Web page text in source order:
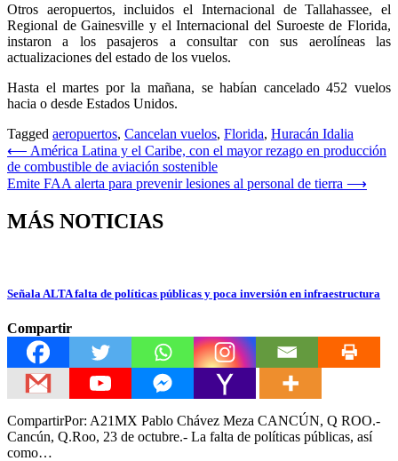
Otros aeropuertos, incluidos el Internacional de Tallahassee, el
Regional de Gainesville y el Internacional del Suroeste de Florida,
instaron a los pasajeros a consultar con sus aerolíneas las
actualizaciones del estado de los vuelos.
Hasta el martes por la mañana, se habían cancelado 452 vuelos
hacia o desde Estados Unidos.
Tagged aeropuertos, Cancelan vuelos, Florida, Huracán Idalia
Navegación
de
⟵ América Latina y el Caribe, con el mayor rezago en producción
de combustible de aviación sostenible
Emite FAA alerta para prevenir lesiones al personal de tierra ⟶
MÁS NOTICIAS
Señala ALTA falta de políticas públicas y poca inversión en infraestructura
Compartir
CompartirPor: A21MX Pablo Chávez Meza CANCÚN, Q ROO.-
Cancún, Q.Roo, 23 de octubre.- La falta de políticas públicas, así
como…